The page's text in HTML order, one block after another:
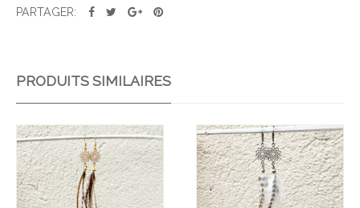
S
H
S
I
A
C
Œ
U
PARTAGER:
PRODUITS SIMILAIRES
Ajo
uter
à la
wis
Ajo
uter
à la
wis